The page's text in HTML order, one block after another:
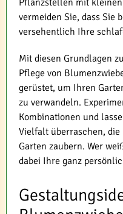
Pflanzstellen mit
vermeiden Sie, dass Sie
versehentlich Ihre
Mit diesen Grundlagen
Pflege von
gerüstet, um Ihren
zu verwandeln.
Kombinationen und
Vielfalt überraschen,
Garten zaubern. Wer
dabei Ihre ganz